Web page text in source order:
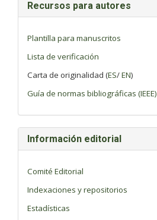
Recursos para autores
Plantilla para manuscritos
Lista de verificación
Carta de originalidad (ES/EN)
Guía de normas bibliográficas (IEEE)
Información editorial
Comité Editorial
Indexaciones y repositorios
Estadísticas